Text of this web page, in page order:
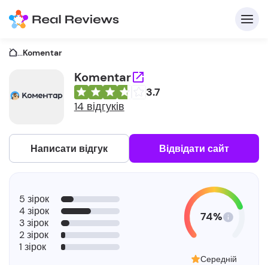
...Komentar
Komentar
3.7
14 відгуків
Написати відгук Відвідати сайт
5 зірок
4 зірок
3 зірок
2 зірок
1 зірок
74%
Середній